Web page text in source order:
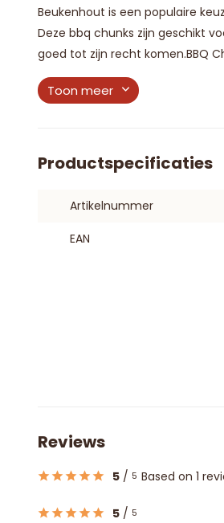
Beukenhout is een populaire
Deze bbq chunks zijn geschikt
goed tot zijn recht komen.BBQ
Toon meer
Productspecificaties
Artikelnummer
EAN
Reviews
5 / 5 Based on 1
5 / 5